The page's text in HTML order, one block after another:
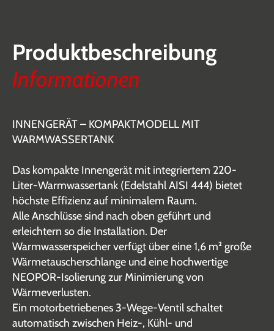
Produktbeschreibung
Informationen
INNENGERÄT – KOMPAKTMODELL MIT
WARMWASSERTANK
Das kompakte Innengerät mit integriertem 220-
Liter-Warmwassertank (Edelstahl AISI 444) bietet
höchste Effizienz auf minimalem Raum.
Alle Anschlüsse sind nach oben geführt und
erleichtern so die Installation. Der
Warmwasserspeicher verfügt über eine 1,6 m² große
Wärmetauscherschlange und eine hochwertige
NEOPOR-Isolierung zur Minimierung von
Wärmeverlusten.
Ein motorbetriebenes 3-Wege-Ventil schaltet
automatisch zwischen Heiz-, Kühl- und